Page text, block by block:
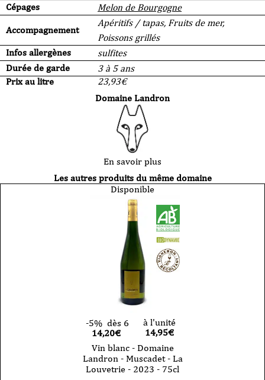
Cépages
Melon de Bourgogne
Accompagnement
Apéritifs / tapas, Fruits de mer,
Poissons grillés
Infos allergènes
sulfites
Durée de garde
3 à 5 ans
Prix au litre
23,93€
Domaine Landron
En savoir plus
Les autres produits du même domaine
Disponible
-5% dès 6
14,20€
à l'unité
14,95€
Vin blanc - Domaine
Landron - Muscadet - La
Louvetrie - 2023 - 75cl